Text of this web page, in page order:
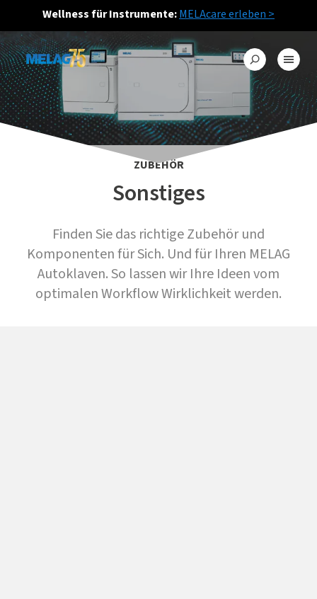
Wellness für Instrumente:MELAcare erleben >
ZUBEHÖR
Sonstiges
Finden Sie das richtige Zubehör und
Komponenten für Sich. Und für Ihren MELAG
Autoklaven. So lassen wir Ihre Ideen vom
optimalen Workflow Wirklichkeit werden.